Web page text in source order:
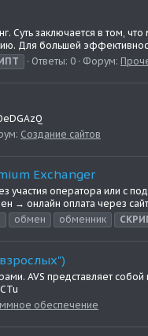
Суть заключается в том,
Для большей
Ответы: 0 Форум:
Создание сайтов
Exchanger
участия оператора или с
→ онлайн оплата через
обмен обменник
AVS представляет
обеспечение